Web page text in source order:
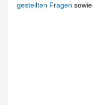
gestellten Fragen sowie